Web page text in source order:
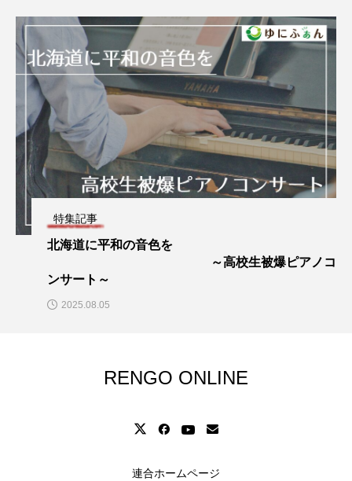
特集記事
北海道に平和の音色を
～高校生被爆ピアノコ
ンサート～
2025.08.05
RENGO ONLINE
連合ホームページ